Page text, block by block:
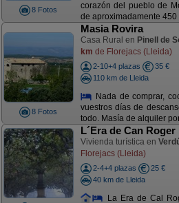
8 Fotos
corazón del pueblo de
de aproximadamente 450
8 Fotos
Masia Rovira
Casa Rural en Pinell de
km de Florejacs (Lleida)
2-10+4 plazas
35 €
110 km de Lleida
Nada de comprar,
vuestros días de
todo. Masía de alquiler
L´Era de Can Roger
Vivienda turística en
Florejacs (Lleida)
2-4+4 plazas
25 €
40 km de Lleida
La Era de Cal